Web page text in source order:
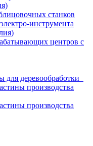
станков
инструмента
центров с
для деревообработки
производства
производства